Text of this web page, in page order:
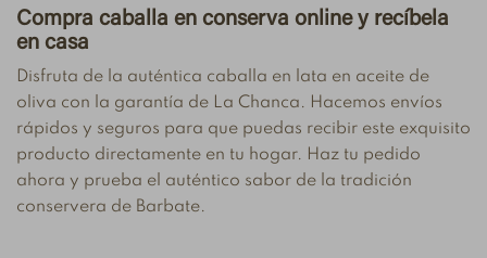
Compra caballa en conserva online y recíbela
en casa
Disfruta de la auténtica caballa en lata en aceite de
oliva con la garantía de La Chanca. Hacemos envíos
rápidos y seguros para que puedas recibir este exquisito
producto directamente en tu hogar. Haz tu pedido
ahora y prueba el auténtico sabor de la tradición
conservera de Barbate.